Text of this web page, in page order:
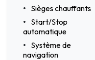
Sièges chauffants
Start/Stop
automatique
Système de
navigation